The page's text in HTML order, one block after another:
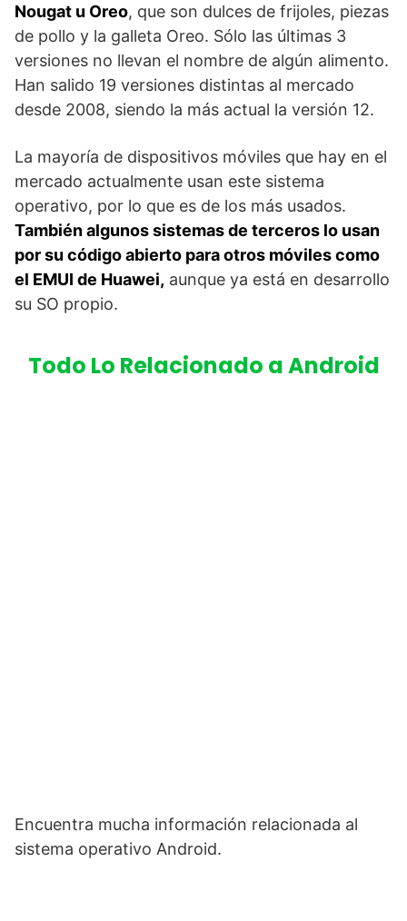
Nougat u Oreo, que son dulces de frijoles, piezas
de pollo y la galleta Oreo. Sólo las últimas 3
versiones no llevan el nombre de algún alimento.
Han salido 19 versiones distintas al mercado
desde 2008, siendo la más actual la versión 12.
La mayoría de dispositivos móviles que hay en el
mercado actualmente usan este sistema
operativo, por lo que es de los más usados.
También algunos sistemas de terceros lo usan
por su código abierto para otros móviles como
el EMUI de Huawei, aunque ya está en desarrollo
su SO propio.
Todo Lo Relacionado a Android
Encuentra mucha información relacionada al
sistema operativo Android.